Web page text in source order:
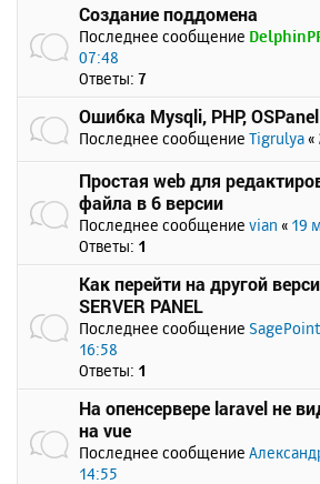
Создание поддомена
Последнее сообщение
07:48
Ответы: 7
Ошибка Mysqli, PHP,
Последнее сообщение Tigrulya «
Простая web для
файла в 6 версии
Последнее сообщение vian « 19
Ответы: 1
Как перейти на другой
SERVER PANEL
Последнее сообщение
16:58
Ответы: 1
На опенсервере laravel не
на vue
Последнее сообщение
14:55